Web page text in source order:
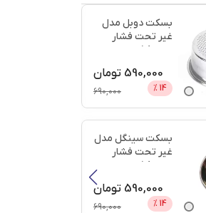
بسکت دوبل مدل
غیر تحت فشار
590,000 تومان
14
%
690,000
بسکت سینگل مدل
غیر تحت فشار
590,000 تومان
14
%
690,000